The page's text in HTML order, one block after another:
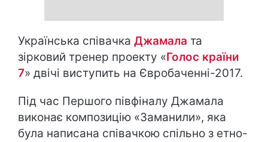
Українська співачка Джамала та
зірковий тренер проекту «Голос країни
7» двічі виступить на Євробаченні-2017.
Під час Першого півфіналу Джамала
виконає композицію «Заманили», яка
була написана співачкою спільно з етно-